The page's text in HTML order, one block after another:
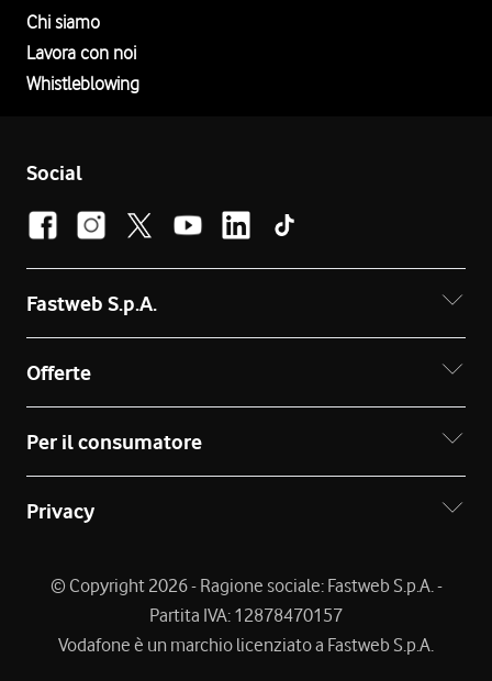
Chi siamo
Lavora con noi
Whistleblowing
Social
Fastweb S.p.A.
Offerte
Per il consumatore
Privacy
© Copyright 2026 - Ragione sociale: Fastweb S.p.A. -
Partita IVA: 12878470157
Vodafone è un marchio licenziato a Fastweb S.p.A.